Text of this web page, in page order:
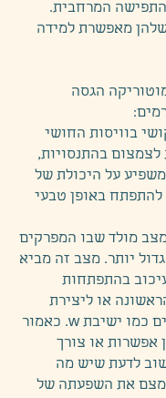
המרחבית.
מאפשרת למידה
הגסה
בוויסות החושי
בהתנסויות,
על היכולת של
באופן טבעי
מולד שבו המפרקים
יותר. מצב זה מביא
בהתפתחות
או ליצירת
מנחים פחות רצויים כמו ישיבת w. כאמור
אפשרות או צורך
לדעת שיש מה
את השפעתה של